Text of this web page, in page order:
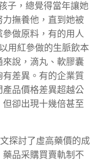
子，總覺得當年讓她
力撫養他，直到她被
參做原料，有的用人
用紅參做的生脈飲本
說，滴丸、軟膠囊
差異。有的企業質
品價格差異超越公
卻出現十幾倍甚至
探討了虛高藥價的成
品采購買賣軌制不